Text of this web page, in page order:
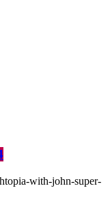
with-john-super-